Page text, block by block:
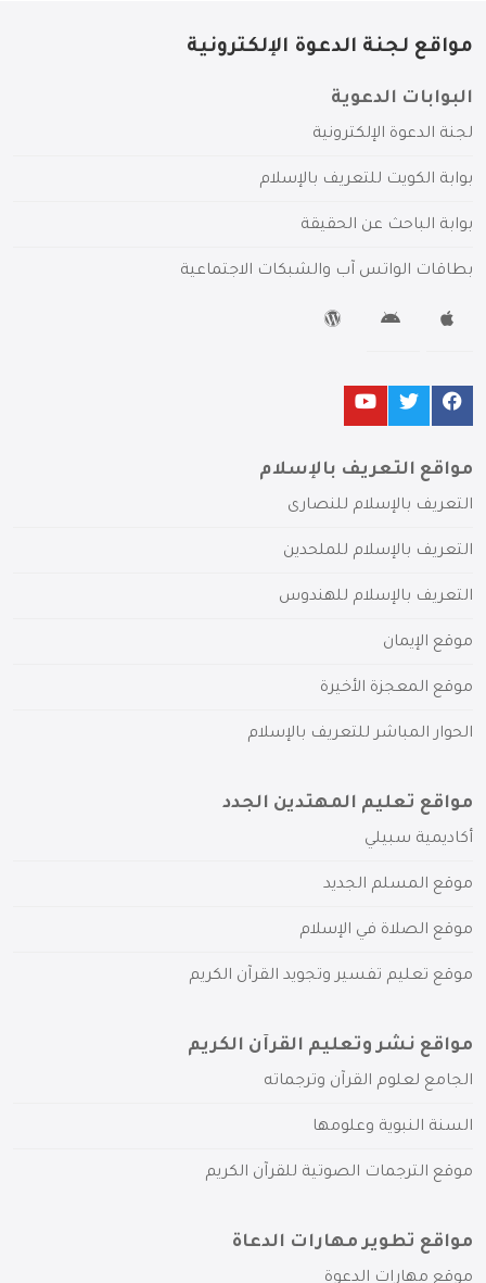
مواقع لجنة الدعوة الإلكترونية
البوابات الدعوية
لجنة الدعوة الإلكترونية
بوابة الكويت للتعريف بالإسلام
بوابة الباحث عن الحقيقة
بطاقات الواتس آب والشبكات الاجتماعية
مواقع التعريف بالإسلام
التعريف بالإسلام للنصارى
التعريف بالإسلام للملحدين
التعريف بالإسلام للهندوس
موقع الإيمان
موقع المعجزة الأخيرة
الحوار المباشر للتعريف بالإسلام
مواقع تعليم المهتدين الجدد
أكاديمية سبيلي
موقع المسلم الجديد
موقع الصلاة في الإسلام
موقع تعليم تفسير وتجويد القرآن الكريم
مواقع نشر وتعليم القرآن الكريم
الجامع لعلوم القرآن وترجماته
السنة النبوية وعلومها
موقع الترجمات الصوتية للقرآن الكريم
مواقع تطوير مهارات الدعاة
موقع مهارات الدعوة